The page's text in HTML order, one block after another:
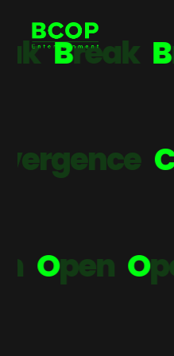
BCOP
ak Break
ergence C o
e n Ope n